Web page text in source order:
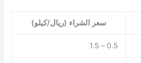
سعر الشراء (ريال/كيلو)
0.5 – 1.5